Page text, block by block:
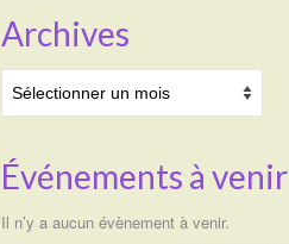
Archives
Événements à venir
Il n’y a aucun évènement à venir.